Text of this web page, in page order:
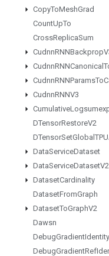
CopyToMeshGrad
CountUpTo
CrossReplicaSum
CudnnRNNBackprop
CudnnRNNCanonical
CudnnRNNParamsTo
CudnnRNNV3
Cumulative
DTensorRestoreV2
DTensorSetGlobal
DataServiceDataset
DataServiceDatasetV2
DatasetCardinality
DatasetFromGraph
DatasetToGraphV2
Dawsn
DebugGradientIdentity
DebugGradientRef